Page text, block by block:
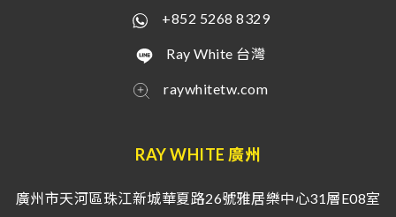
+852 5268 8329
Ray White 台灣
raywhitetw.com
RAY WHITE 廣州
廣州市天河區珠江新城華夏路26號雅居樂中心31層E08室